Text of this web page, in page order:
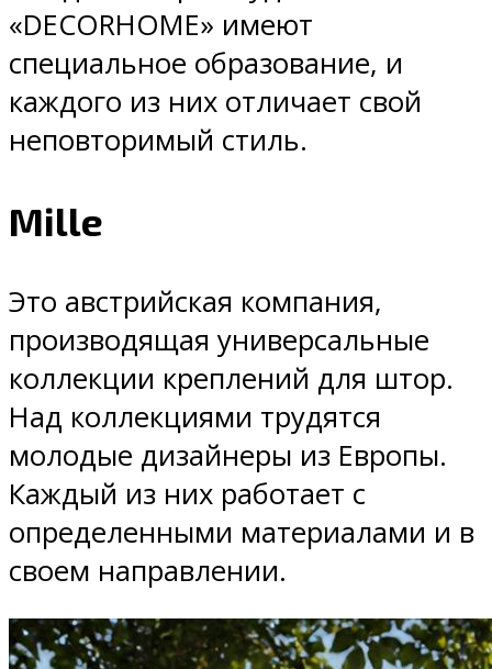
«DECORHOME» имеют
специальное образование, и
каждого из них отличает свой
неповторимый стиль.
Mille
Это австрийская компания,
производящая универсальные
коллекции креплений для штор.
Над коллекциями трудятся
молодые дизайнеры из Европы.
Каждый из них работает с
определенными материалами и в
своем направлении.